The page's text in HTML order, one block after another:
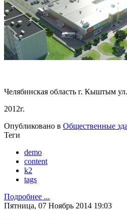
Челябинская область г. Кыштым
2012г.
Опубликовано в Общественные
Теги
demo
content
k2
tags
Подробнее ...
Пятница, 07 Ноябрь 2014 19:03